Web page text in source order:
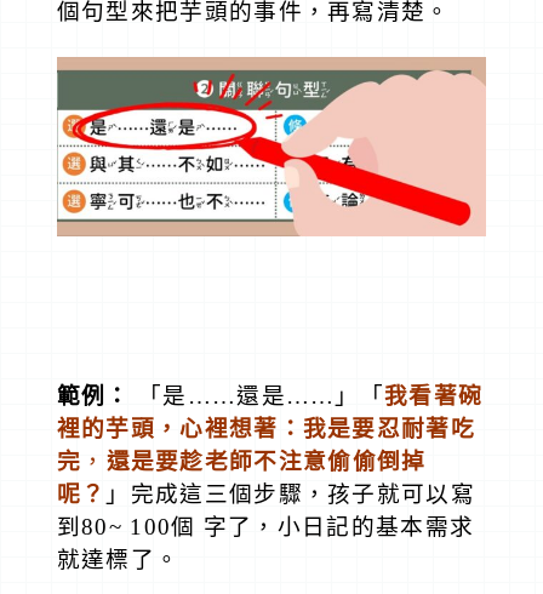
個句型來把芋頭的事件，再寫清楚。
範例： 「是……還是……」 「我看著碗
裡的芋頭，心裡想著： 我是要忍耐著吃
完 ， 還是要趁老師不注意偷偷倒掉
呢？ 」完成這三個步驟，孩子就可以寫
到80~ 100個 字了，小日記的基本需求
就達標了。